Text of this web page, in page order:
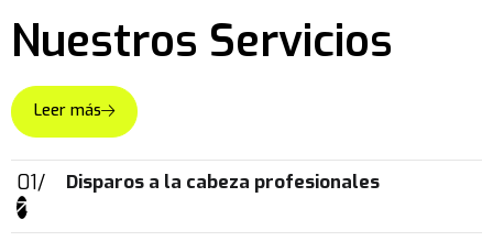
Nuestros Servicios
Leer más
Disparos a la cabeza profesionales